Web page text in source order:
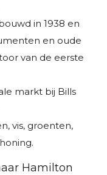
in 1938 en
en oude
van de eerste
markt bij Bills
vis, groenten,
Hamilton